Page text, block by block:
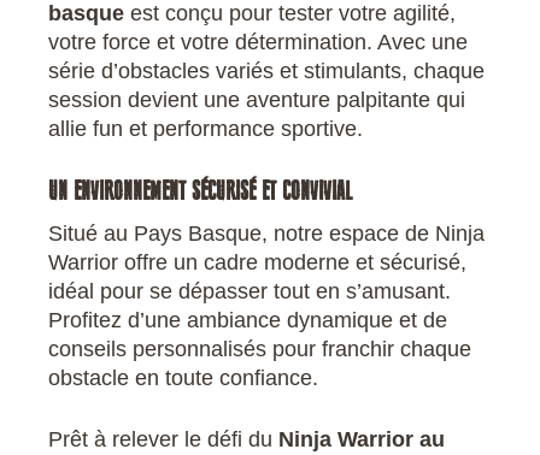
basque est conçu pour tester votre agilité,
votre force et votre détermination. Avec une
série d’obstacles variés et stimulants, chaque
session devient une aventure palpitante qui
allie fun et performance sportive.
UN ENVIRONNEMENT SÉCURISÉ ET CONVIVIAL
Situé au Pays Basque, notre espace de Ninja
Warrior offre un cadre moderne et sécurisé,
idéal pour se dépasser tout en s’amusant.
Profitez d’une ambiance dynamique et de
conseils personnalisés pour franchir chaque
obstacle en toute confiance.
Prêt à relever le défi du Ninja Warrior au